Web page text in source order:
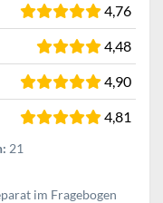
4,76
4,48
4,90
4,81
21
im Fragebogen